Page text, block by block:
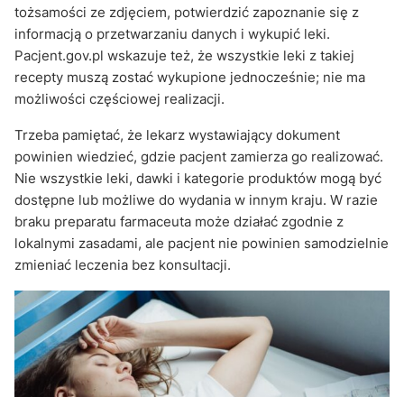
tożsamości ze zdjęciem, potwierdzić zapoznanie się z
informacją o przetwarzaniu danych i wykupić leki.
Pacjent.gov.pl wskazuje też, że wszystkie leki z takiej
recepty muszą zostać wykupione jednocześnie; nie ma
możliwości częściowej realizacji.
Trzeba pamiętać, że lekarz wystawiający dokument
powinien wiedzieć, gdzie pacjent zamierza go realizować.
Nie wszystkie leki, dawki i kategorie produktów mogą być
dostępne lub możliwe do wydania w innym kraju. W razie
braku preparatu farmaceuta może działać zgodnie z
lokalnymi zasadami, ale pacjent nie powinien samodzielnie
zmieniać leczenia bez konsultacji.